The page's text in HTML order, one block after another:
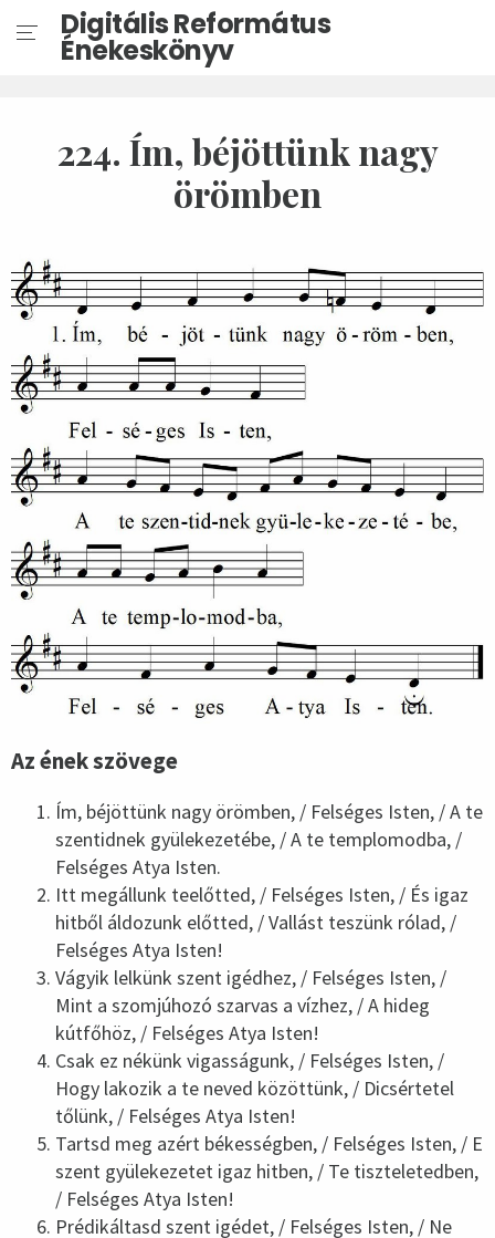
Digitális Református
Énekeskönyv
224. Ím, béjöttünk nagy
örömben
Az ének szövege
Ím, béjöttünk nagy örömben, / Felséges Isten, / A te
szentidnek gyülekezetébe, / A te templomodba, /
Felséges Atya Isten.
Itt megállunk teelőtted, / Felséges Isten, / És igaz
hitből áldozunk előtted, / Vallást teszünk rólad, /
Felséges Atya Isten!
Vágyik lelkünk szent igédhez, / Felséges Isten, /
Mint a szomjúhozó szarvas a vízhez, / A hideg
kútfőhöz, / Felséges Atya Isten!
Csak ez nékünk vigasságunk, / Felséges Isten, /
Hogy lakozik a te neved közöttünk, / Dicsértetel
tőlünk, / Felséges Atya Isten!
Tartsd meg azért békességben, / Felséges Isten, / E
szent gyülekezetet igaz hitben, / Te tiszteletedben,
/ Felséges Atya Isten!
Prédikáltasd szent igédet, / Felséges Isten, / Ne